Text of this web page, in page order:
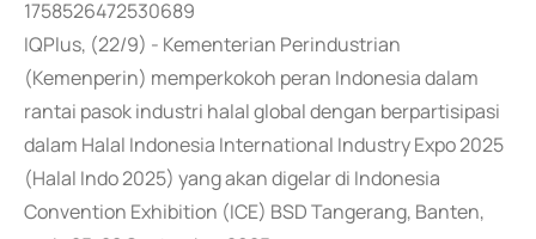
1758526472530689
IQPlus, (22/9) - Kementerian Perindustrian
(Kemenperin) memperkokoh peran Indonesia dalam
rantai pasok industri halal global dengan berpartisipasi
dalam Halal Indonesia International Industry Expo 2025
(Halal Indo 2025) yang akan digelar di Indonesia
Convention Exhibition (ICE) BSD Tangerang, Banten,